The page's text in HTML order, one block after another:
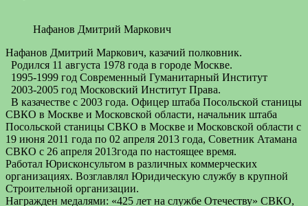
Нафанов Дмитрий Маркович
Нафанов Дмитрий Маркович, казачий полковник.
Родился 11 августа 1978 года в городе Москве.
1995-1999 год Современный Гуманитарный Институт
2003-2005 год Московский Институт Права.
В казачестве с 2003 года. Офицер штаба Посольской станицы
СВКО в Москве и Московской области, начальник штаба
Посольской станицы СВКО в Москве и Московской области с
19 июня 2011 года по 02 апреля 2013 года, Советник Атамана
СВКО с 26 апреля 2013года по настоящее время.
Работал Юрисконсультом в различных коммерческих
организациях. Возглавлял Юридическую службу в крупной
Строительной организации.
Награжден медалями: «425 лет на службе Отечеству» СВКО,